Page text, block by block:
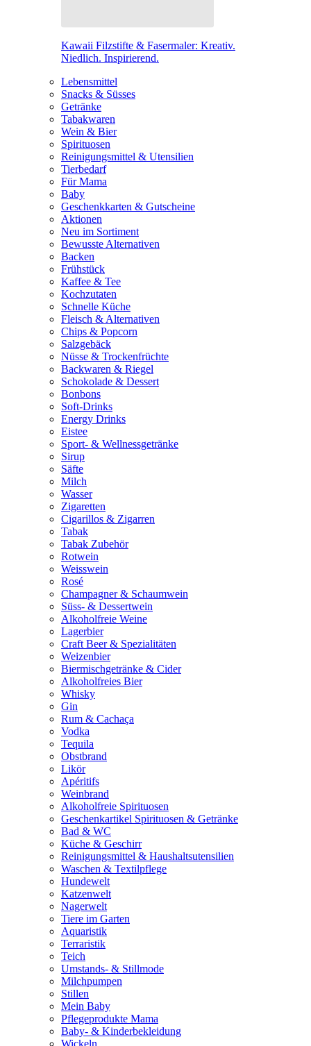
Kawaii Filzstifte & Fasermaler: Kreativ.
Niedlich. Inspirierend.
Lebensmittel
Snacks & Süsses
Getränke
Tabakwaren
Wein & Bier
Spirituosen
Reinigungsmittel & Utensilien
Tierbedarf
Für Mama
Baby
Geschenkkarten & Gutscheine
Aktionen
Neu im Sortiment
Bewusste Alternativen
Backen
Frühstück
Kaffee & Tee
Kochzutaten
Schnelle Küche
Fleisch & Alternativen
Chips & Popcorn
Salzgebäck
Nüsse & Trockenfrüchte
Backwaren & Riegel
Schokolade & Dessert
Bonbons
Soft-Drinks
Energy Drinks
Eistee
Sport- & Wellnessgetränke
Sirup
Säfte
Milch
Wasser
Zigaretten
Cigarillos & Zigarren
Tabak
Tabak Zubehör
Rotwein
Weisswein
Rosé
Champagner & Schaumwein
Süss- & Dessertwein
Alkoholfreie Weine
Lagerbier
Craft Beer & Spezialitäten
Weizenbier
Biermischgetränke & Cider
Alkoholfreies Bier
Whisky
Gin
Rum & Cachaça
Vodka
Tequila
Obstbrand
Likör
Apéritifs
Weinbrand
Alkoholfreie Spirituosen
Geschenkartikel Spirituosen & Getränke
Bad & WC
Küche & Geschirr
Reinigungsmittel & Haushaltsutensilien
Waschen & Textilpflege
Hundewelt
Katzenwelt
Nagerwelt
Tiere im Garten
Aquaristik
Terraristik
Teich
Umstands- & Stillmode
Milchpumpen
Stillen
Mein Baby
Pflegeprodukte Mama
Baby- & Kinderbekleidung
Wickeln